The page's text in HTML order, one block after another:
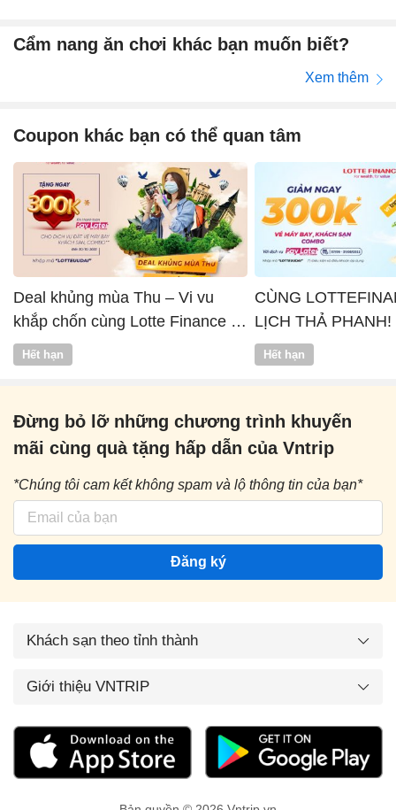
Cẩm nang ăn chơi khác bạn muốn biết?
Xem thêm
Coupon khác bạn có thể quan tâm
Deal khủng mùa Thu – Vi vu
khắp chốn cùng Lotte Finance x
Vntrip
Hết hạn
CÙNG
LỊCH THẢ PHANH!
Hết hạn
Đừng bỏ lỡ những chương trình khuyến
mãi cùng quà tặng hấp dẫn của Vntrip
*Chúng tôi cam kết không spam và lộ thông tin của bạn*
Đăng ký
Khách sạn theo tỉnh thành
Giới thiệu VNTRIP